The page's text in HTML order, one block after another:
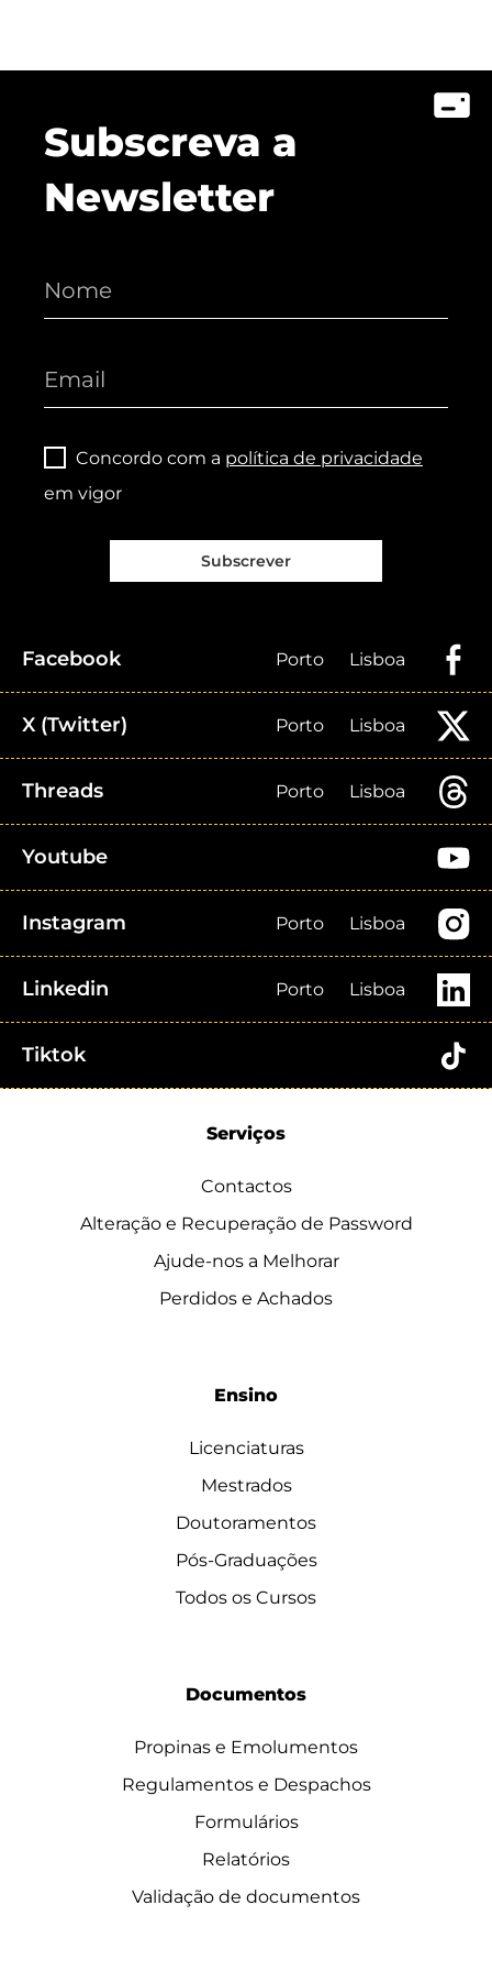
Subscreva a
Newsletter
Concordo com a política de privacidade
em vigor
Subscrever
Facebook Porto Lisboa
X (Twitter) Porto Lisboa
Threads Porto Lisboa
Youtube
Instagram Porto Lisboa
Linkedin Porto Lisboa
Tiktok
Serviços
Contactos
Alteração e Recuperação de Password
Ajude-nos a Melhorar
Perdidos e Achados
Ensino
Licenciaturas
Mestrados
Doutoramentos
Pós-Graduações
Todos os Cursos
Documentos
Propinas e Emolumentos
Regulamentos e Despachos
Formulários
Relatórios
Validação de documentos